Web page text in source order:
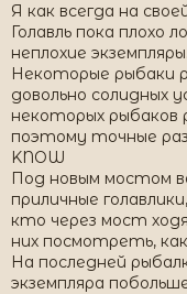
Я как всегда на
Голавль пока плохо
неплохие
Некоторые рыбаки
довольно солидных
некоторых
поэтому точные
KNOW
Под новым мостом
приличные
кто через мост
них посмотреть,
На последней
экземпляра